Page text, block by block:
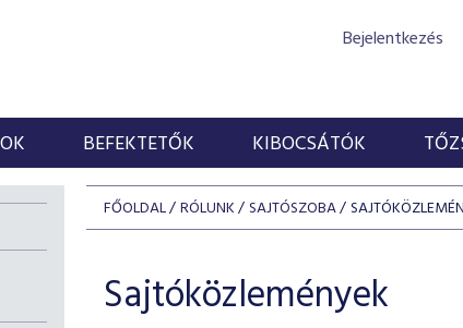
Bejelentkezés
BEFEKTETŐK KIBOCSÁTÓK
FŐOLDAL RÓLUNK SAJTÓSZOBA
Sajtóközlemények